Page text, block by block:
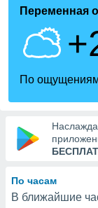
Вы можете
к этому
доступ
Переменная
По
По часам
В ближайшие